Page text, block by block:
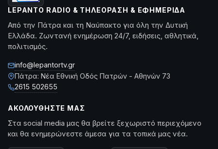
LEPANTO RADIO & ΤΗΛΕΌΡΑΣΗ & ΕΦΗΜΕΡΊΔΑ
Από την Πάτρα και τη Ναύπακτο για όλη την Δυτική
Ελλάδα. Ζωντανή ενημέρωση 24/7, ειδήσεις, αθλητικά,
πολιτισμός.
info@lepantortv.gr
Πάτρα: Νέα Εθνική Οδός Πατρών - Αθηνών 73
2615 502655
ΑΚΟΛΟΥΘΉΣΤΕ ΜΑΣ
Στα social media μας θα βρείτε ξεχωριστό περιεχόμενο
και θα ενημερώνεστε άμεσα για τα τοπικά μας νέα.